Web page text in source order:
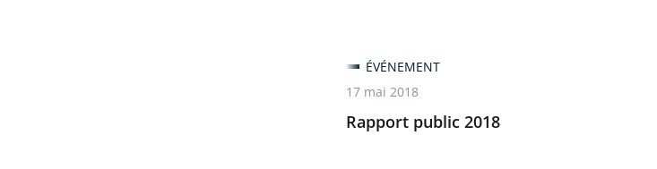
Rapport public 2018
ÉVÉNEMENT
17 mai 2018